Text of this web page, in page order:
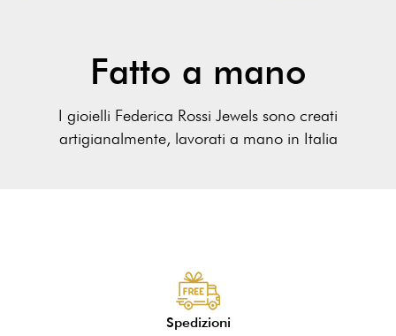
Fatto a mano
I gioielli Federica Rossi Jewels sono creati
artigianalmente, lavorati a mano in Italia
Spedizioni